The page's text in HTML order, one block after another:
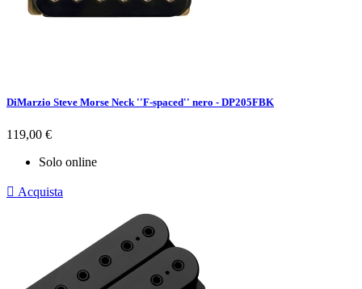
DiMarzio Steve Morse Neck ''F-spaced'' nero - DP205FBK
Prezzo
119,00 €
Solo online
 Acquista